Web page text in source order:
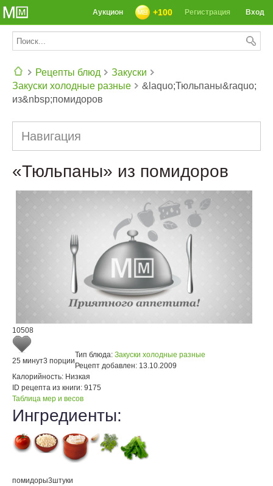
Вход
Регистрация
+100
Аукцион
Рецепты блюд
Закуски
Закуски холодные разные
&laquo;Тюльпаны&raquo;
из&nbsp;помидоров
Навигация
«Тюльпаны» из помидоров
10508
25 минут3 порции
Тип блюда: Закуски холодные разные
Рецепт добавлен: 13.10.2009
Калорийность: Низкая
ID рецепта из книги: 9175
Таблица мер и весов
Ингредиенты:
помидоры3штуки